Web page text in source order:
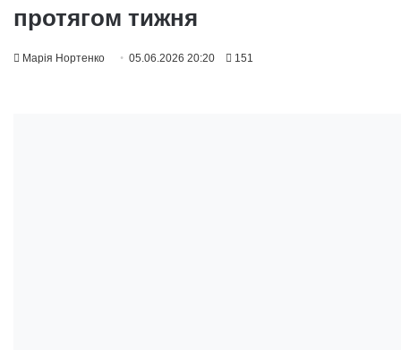
протягом тижня
Марія Нортенко 05.06.2026 20:20 151